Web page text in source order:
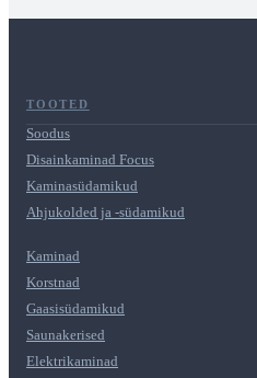
TOOTED
Soodus
Disainkaminad Focus
Kaminasüdamikud
Ahjukolded ja -südamikud
Kaminad
Korstnad
Gaasisüdamikud
Saunakerised
Elektrikaminad